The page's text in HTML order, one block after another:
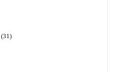
31 31